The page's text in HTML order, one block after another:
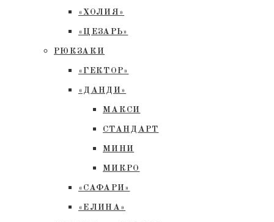
«ХОЛИЯ»
«ЦЕЗАРЬ»
РЮКЗАКИ
«ГЕКТОР»
«ДАНДИ»
МАКСИ
СТАНДАРТ
МИНИ
МИКРО
«САФАРИ»
«ЕЛИНА»